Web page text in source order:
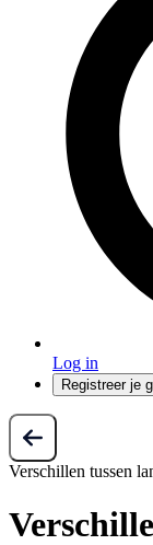
Log in
Registreer je
Verschillen tussen